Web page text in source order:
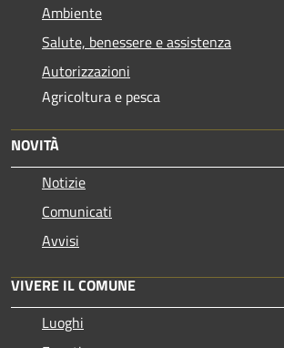
Ambiente
Salute, benessere e assistenza
Autorizzazioni
Agricoltura e pesca
NOVITÀ
Notizie
Comunicati
Avvisi
VIVERE IL COMUNE
Luoghi